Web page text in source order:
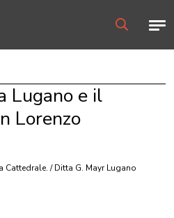
Lugano e il
Lorenzo
/ Ditta G. Mayr Lugano